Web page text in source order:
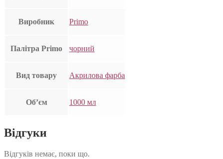
Виробник Primo
Палітра Primo чорний
Вид товару Акрилова фарба
Об’єм 1000 мл
Відгуки
Відгуків немає, поки що.